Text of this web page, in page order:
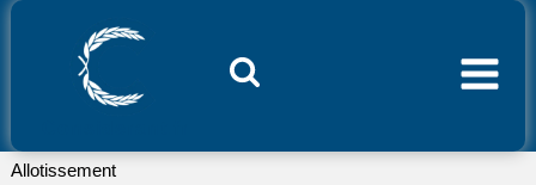
Aller
Allotissement